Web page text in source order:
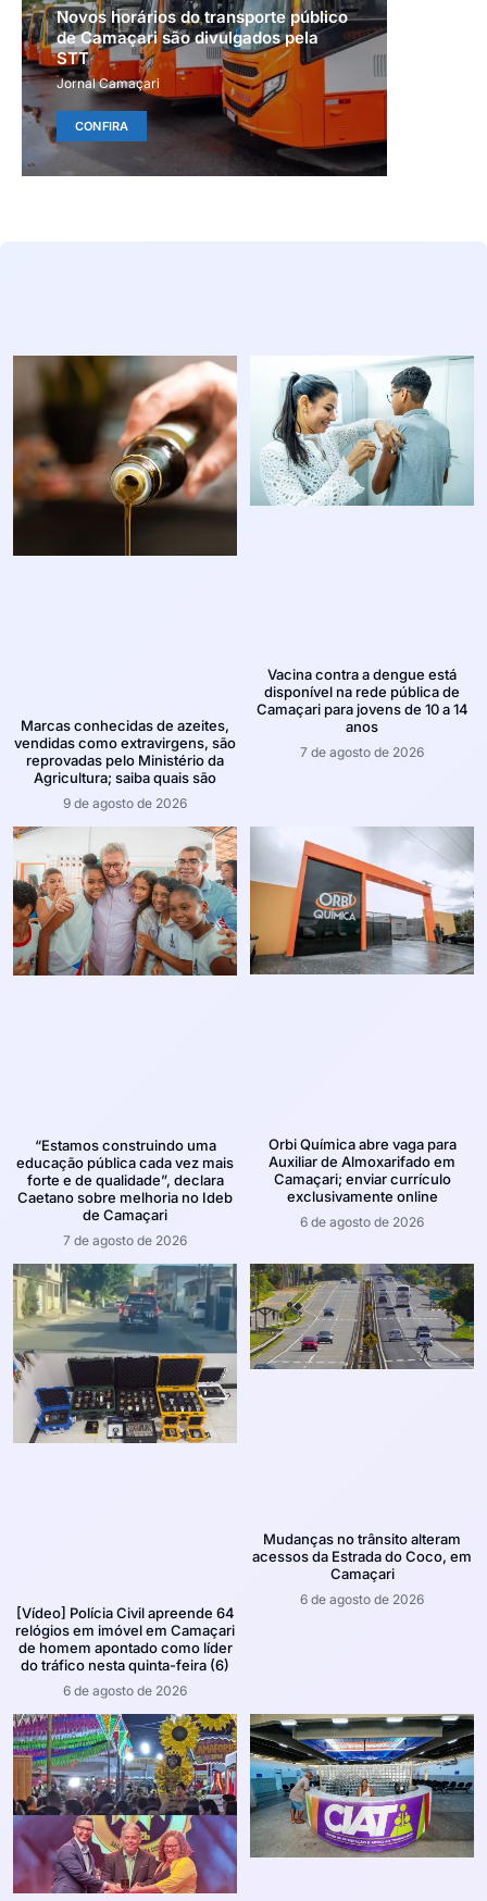
Novos horários do transporte público
de Camaçari são divulgados pela
STT
Jornal Camaçari
CONFIRA
Marcas conhecidas de azeites,
vendidas como extravirgens, são
reprovadas pelo Ministério da
Agricultura; saiba quais são
9 de agosto de 2026
Vacina contra a dengue está
disponível na rede pública de
Camaçari para jovens de 10 a 14
anos
7 de agosto de 2026
“Estamos construindo uma
educação pública cada vez mais
forte e de qualidade”, declara
Caetano sobre melhoria no Ideb
de Camaçari
7 de agosto de 2026
Orbi Química abre vaga para
Auxiliar de Almoxarifado em
Camaçari; enviar currículo
exclusivamente online
6 de agosto de 2026
[Vídeo] Polícia Civil apreende 64
relógios em imóvel em Camaçari
de homem apontado como líder
do tráfico nesta quinta-feira (6)
6 de agosto de 2026
Mudanças no trânsito alteram
acessos da Estrada do Coco, em
Camaçari
6 de agosto de 2026